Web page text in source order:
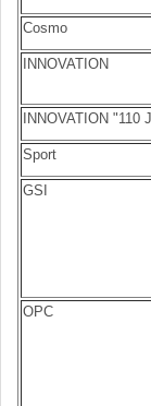
Cosmo
INNOVATION
INNOVATION "110
Sport
GSI
OPC